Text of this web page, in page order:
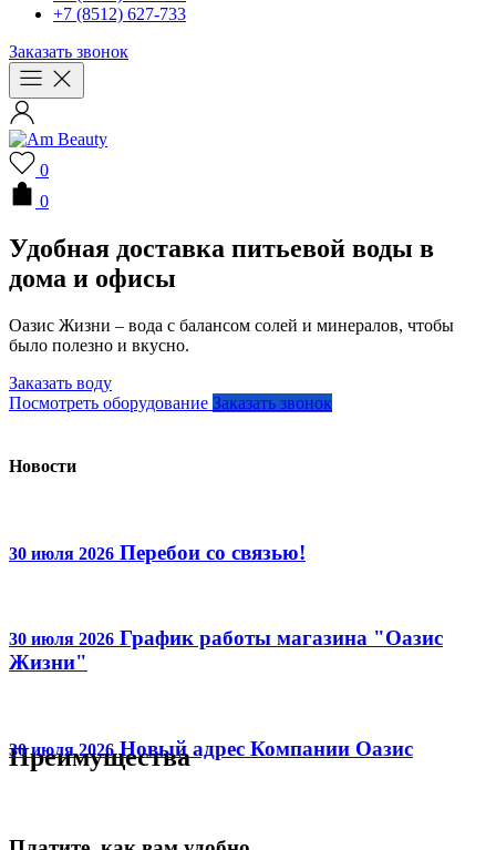
+7 (8512) 627-733
Заказать звонок
0
0
Удобная доставка питьевой воды в
дома и офисы
Оазис Жизни – вода с балансом солей и минералов, чтобы
было полезно и вкусно.
Заказать воду
Посмотреть оборудование Заказать звонок
Новости
30 июля 2026 Перебои со связью!
30 июля 2026 График работы магазина "Оазис
Жизни"
30 июля 2026 Новый адрес Компании Оазис
Преимущества